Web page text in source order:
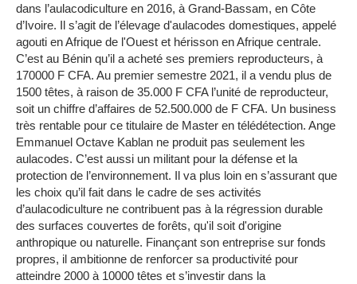
dans l’aulacodiculture en 2016, à Grand-Bassam, en Côte
d’Ivoire. Il s’agit de l’élevage d'aulacodes domestiques, appelé
agouti en Afrique de l'Ouest et hérisson en Afrique centrale.
C’est au Bénin qu’il a acheté ses premiers reproducteurs, à
170000 F CFA. Au premier semestre 2021, il a vendu plus de
1500 têtes, à raison de 35.000 F CFA l’unité de reproducteur,
soit un chiffre d’affaires de 52.500.000 de F CFA. Un business
très rentable pour ce titulaire de Master en télédétection. Ange
Emmanuel Octave Kablan ne produit pas seulement les
aulacodes. C’est aussi un militant pour la défense et la
protection de l’environnement. Il va plus loin en s’assurant que
les choix qu’il fait dans le cadre de ses activités
d’aulacodiculture ne contribuent pas à la régression durable
des surfaces couvertes de forêts, qu'il soit d'origine
anthropique ou naturelle. Finançant son entreprise sur fonds
propres, il ambitionne de renforcer sa productivité pour
atteindre 2000 à 10000 têtes et s’investir dans la